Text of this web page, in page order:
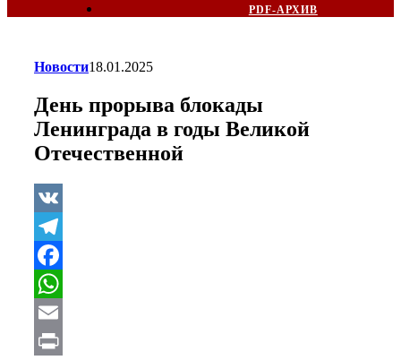
PDF-АРХИВ
Новости18.01.2025
День прорыва блокады
Ленинграда в годы Великой
Отечественной
VK
Telegram
Facebook
WhatsApp
Email